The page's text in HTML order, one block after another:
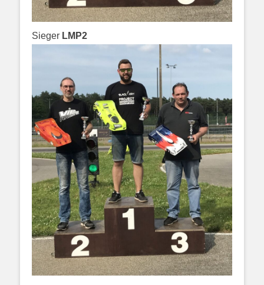
Sieger LMP2